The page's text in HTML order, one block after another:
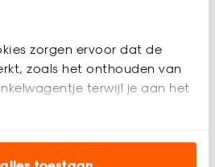
zorgen ervoor dat de
zoals het onthouden van
terwijl je aan het
(optioneel) helpen ons de